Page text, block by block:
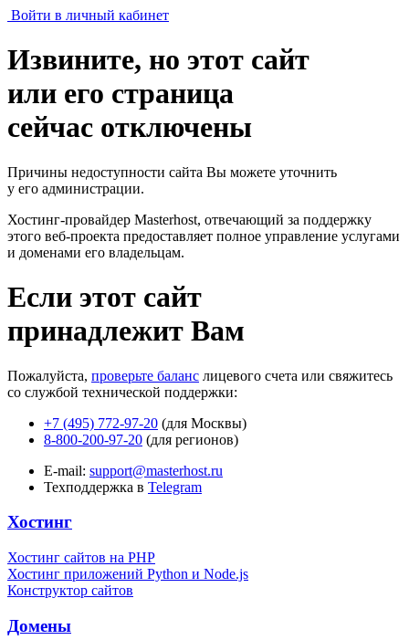
Войти в личный кабинет
Извините, но этот сайт
или его страница
сейчас отключены
Причины недоступности сайта Вы можете уточнить
у его администрации.
Хостинг-провайдер Masterhost, отвечающий за поддержку
этого веб-проекта предоставляет полное управление услугами
и доменами его владельцам.
Если этот сайт
принадлежит Вам
Пожалуйста, проверьте баланс лицевого счета или свяжитесь
со службой технической поддержки:
+7 (495) 772-97-20 (для Москвы)
8-800-200-97-20 (для регионов)
E-mail: support@masterhost.ru
Техподдержка в Telegram
Хостинг
Хостинг сайтов на PHP
Хостинг приложений Python и Node.js
Конструктор сайтов
Домены